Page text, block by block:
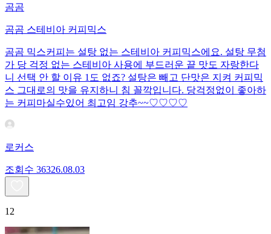
곰곰
곰곰 스테비아 커피믹스
곰곰 믹스커피는 설탕 없는 스테비아 커피믹스에요. 설탕 무첨
가 당 걱정 없는 스테비아 사용에 부드러운 끝 맛도 자랑한다
니 선택 안 할 이유 1도 없죠? 설탕은 빼고 단맛은 지켜 커피믹
스 그대로의 맛을 유지하니 침 꼴깍입니다. 당걱정없이 좋아하
는 커피마실수있어 최고임 강추~~♡♡♡♡
로커스
조회수 36326.08.03
12